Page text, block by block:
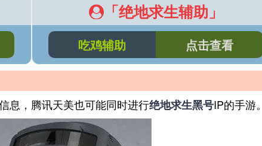
「绝地求生辅助」
吃鸡辅助 点击查看
息，腾讯天美也可能同时进行绝地求生黑号IP的手游。